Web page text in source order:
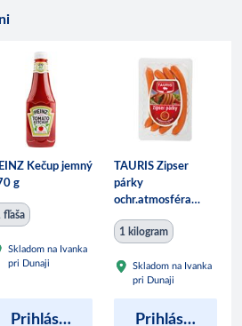
Kečup jemný
g
fľaša
Skladom na Ivanka
pri Dunaji
Prihláste sa pre zobrazenie ceny
TAURIS Zipser
párky
ochr.atmosféra
chlad. váž. cca 1,3
kg1 kilogram
Skladom na Ivanka
pri Dunaji
Prihláste sa pre zobrazenie ceny